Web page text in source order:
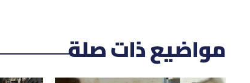
مواضيع ذات صلة